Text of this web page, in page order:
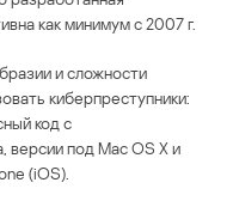
как минимум с 2007 г.
и сложности
киберпреступники:
код с
версии под Mac OS X и
(iOS).